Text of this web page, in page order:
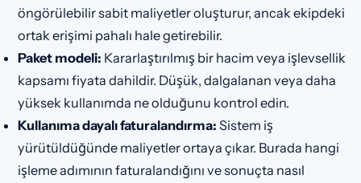
öngörülebilir sabit maliyetler oluşturur, ancak ekipdeki
ortak erişimi pahalı hale getirebilir.
Paket modeli: Kararlaştırılmış bir hacim veya işlevsellik
kapsamı fiyata dahildir. Düşük, dalgalanan veya daha
yüksek kullanımda ne olduğunu kontrol edin.
Kullanıma dayalı faturalandırma: Sistem iş
yürütüldüğünde maliyetler ortaya çıkar. Burada hangi
işleme adımının faturalandığını ve sonuçta nasıl